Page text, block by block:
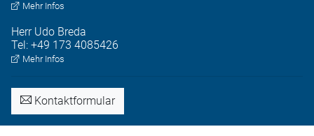
Mehr Infos
Herr Udo Breda
Tel: +49 173 4085426
Mehr Infos
Kontaktformular